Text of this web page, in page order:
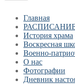
Главная
История храма
Воскресная
Военно-
О нас
Фотографии
Дневник